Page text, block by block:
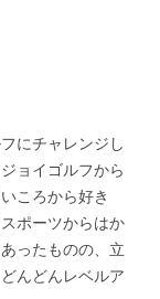
にチャレンジし
ョイゴルフから
ころから好き
ポーツからはか
ったものの、立
んどんレベルア